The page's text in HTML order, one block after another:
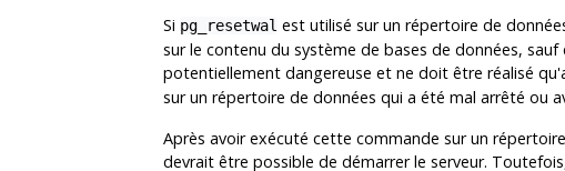
Si pg_resetwal est utilisé sur un répertoire de
sur le contenu du système de bases de données,
potentiellement dangereuse et ne doit être réalisé
sur un répertoire de données qui a été mal arrêté ou
Après avoir exécuté cette commande sur un
devrait être possible de démarrer le serveur.